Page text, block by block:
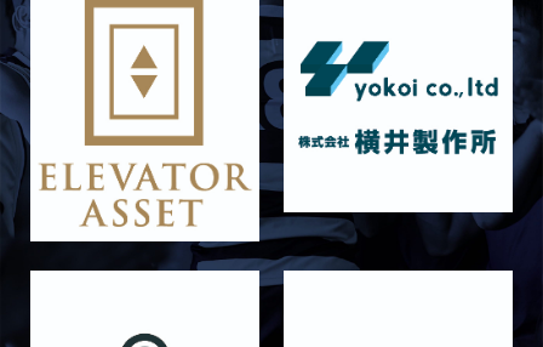
5月3日 筑波大学 メンバー表
2026/04/25
試合情報
4月26日 亀岡ラグビー祭 同志社大学
2026/04/11
試合情報
4月12日 天理大学AB メンバー表
2025/12/12
試合情報
12月13日 大阪体育大学 メンバー表
2025/11/29
試合情報
11月30日 同志社大学 メンバー表
2025/11/28 試合情報